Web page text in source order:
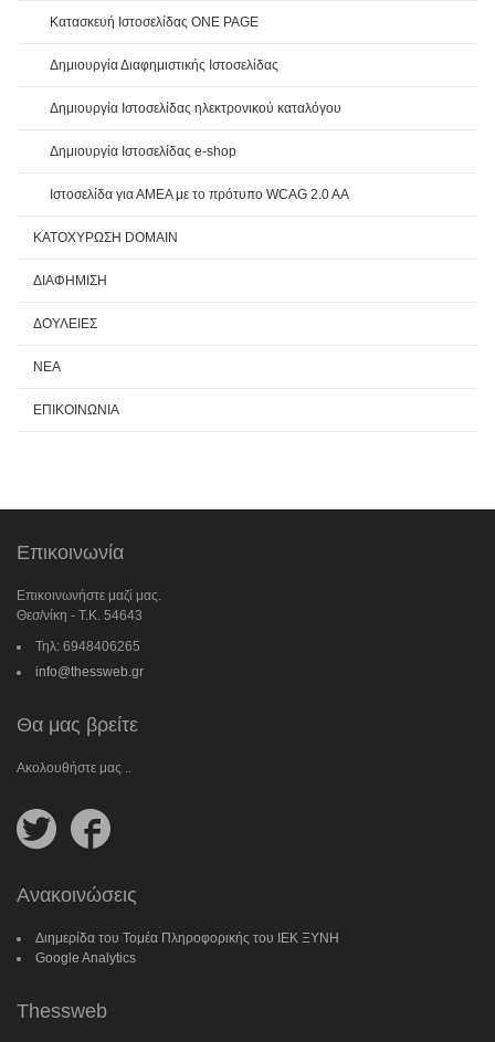
Κατασκευή Ιστοσελίδας ONE PAGE
Δημιουργία Διαφημιστικής Ιστοσελίδας
Δημιουργία Ιστοσελίδας ηλεκτρονικού καταλόγου
Δημιουργία Ιστοσελίδας e-shop
Ιστοσελίδα για ΑΜΕΑ με το πρότυπο WCAG 2.0 AA
ΚΑΤΟΧΥΡΩΣΗ DOMAIN
ΔΙΑΦΗΜΙΣΗ
ΔΟΥΛΕΙΕΣ
ΝΕΑ
ΕΠΙΚΟΙΝΩΝΙΑ
Επικοινωνία
Επικοινωνήστε μαζί μας.
Θεσ/νίκη - Τ.Κ. 54643
Τηλ: 6948406265
info@thessweb.gr
Θα μας βρείτε
Ακολουθήστε μας ..
Follow
us
us
Ανακοινώσεις
Διημερίδα του Τομέα Πληροφορικής του ΙΕΚ ΞΥΝΗ
Google Analytics
Thessweb